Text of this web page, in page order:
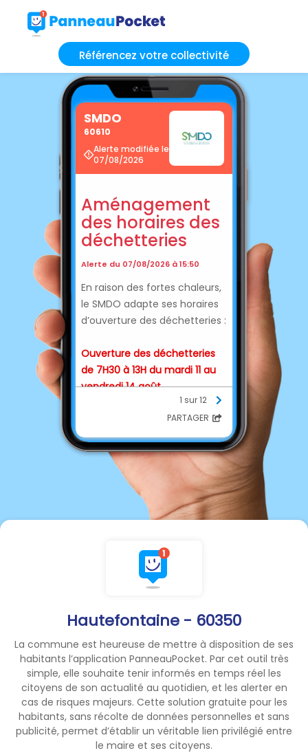
Référencez votre collectivité
Hautefontaine - 60350
La commune est heureuse de mettre à disposition de ses
habitants l’application PanneauPocket. Par cet outil très
simple, elle souhaite tenir informés en temps réel les
citoyens de son actualité au quotidien, et les alerter en
cas de risques majeurs. Cette solution gratuite pour les
habitants, sans récolte de données personnelles et sans
publicité, permet d’établir un véritable lien privilégié entre
le maire et ses citoyens.
SMDO
60610
Alerte modifiée le
07/08/2026
Aménagement
des horaires des
déchetteries
Alerte du 07/08/2026 à 15:50
En raison des fortes chaleurs,
le SMDO adapte ses horaires
d’ouverture des déchetteries :
Ouverture des déchetteries
de 7H30 à 13H du mardi 11 au
vendredi 14 août.
ATTENTION : Ces informations
ne concernent pas les
déchetteries de :
▪ la Communauté de
Communes du Plateau Picard
(Saint-Just-en-Chaussée,
Neuville-Roy).
▪ l’Agglomération du
Beauvaisis (Beauvais, Auneuil,
Grand, Bailleul-sur-Therain)
Communes du Clermontois
(Breuil-le-Sec),
pour lesquelles il est
nécessaire de contacter ces
structures pour connaitre
leurs horaires.
1 sur 12
PARTAGER